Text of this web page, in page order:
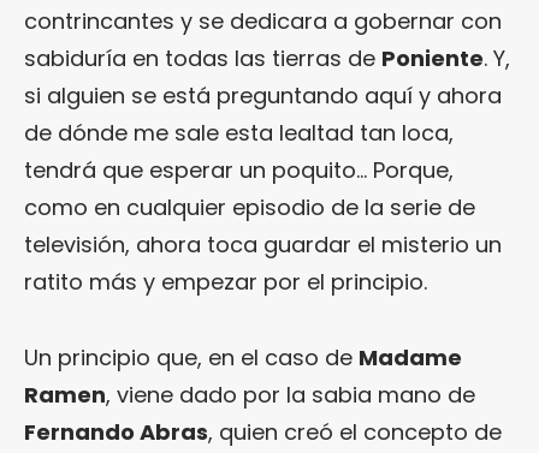
contrincantes y se dedicara a gobernar con
sabiduría en todas las tierras de Poniente. Y,
si alguien se está preguntando aquí y ahora
de dónde me sale esta lealtad tan loca,
tendrá que esperar un poquito… Porque,
como en cualquier episodio de la serie de
televisión, ahora toca guardar el misterio un
ratito más y empezar por el principio.
Un principio que, en el caso de Madame
Ramen, viene dado por la sabia mano de
Fernando Abras, quien creó el concepto de